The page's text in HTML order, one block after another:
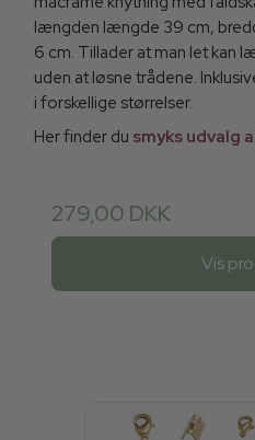
længden længde 39 cm,
6 cm. Tillader at man let kan
uden at løsne trådene.
i forskellige størrelser.
Her finder du smyks udvalg
279,00 DKK
Vis